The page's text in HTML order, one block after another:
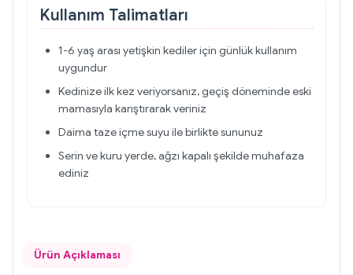
Kullanım Talimatları
1-6 yaş arası yetişkin kediler için günlük kullanım
uygundur
Kedinize ilk kez veriyorsanız, geçiş döneminde eski
mamasıyla karıştırarak veriniz
Daima taze içme suyu ile birlikte sununuz
Serin ve kuru yerde, ağzı kapalı şekilde muhafaza
ediniz
Ürün Açıklaması